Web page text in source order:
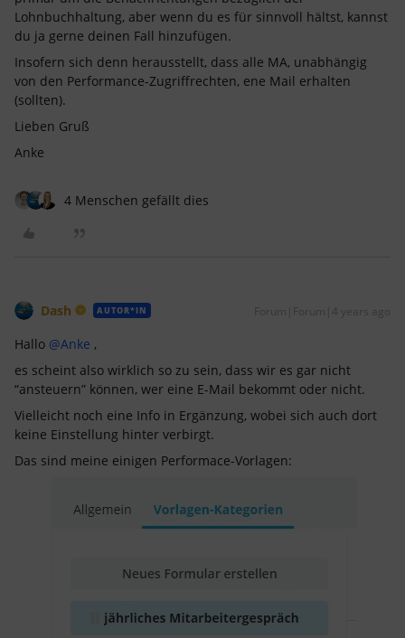
Lohnbuchhaltung, aber wenn du es für sinnvoll hältst, kannst
du ja gerne deinen Fall hinzufügen.
Insofern sich denn herausstellt, dass alle MA, unabhängig
von den Performance-Zugriffrechten, ene Mail erhalten
(sollten).
Lieben Gruß
Anke
4 Menschen gefällt dies
Dash AUTOR*IN Forum|Forum|4 years ago
Hallo @Anke ,
es scheint also wirklich so zu sein, dass wir es gar nicht
“ansteuern” können, wer eine E-Mail bekommt oder nicht.
Vielleicht noch eine Info in Ergänzung, wobei sich auch dort
keine Einstellung hinter verbirgt.
Das sind meine einigen Performace-Vorlagen: